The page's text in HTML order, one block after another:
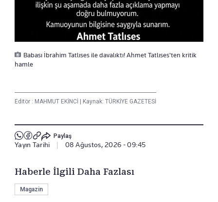
Babası İbrahim Tatlıses ile davalıktı! Ahmet Tatlıses'ten kritik
hamle
Editör : MAHMUT EKİNCİ | Kaynak: TÜRKİYE GAZETESİ
Paylaş
Yayın Tarihi 08 Ağustos, 2026 - 09:45
Haberle İlgili Daha Fazlası
Magazin